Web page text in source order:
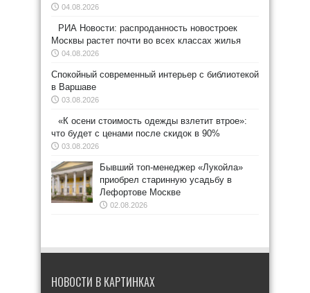
04.08.2026
РИА Новости: распроданность новостроек
Москвы растет почти во всех классах жилья
04.08.2026
Спокойный современный интерьер с библиотекой
в Варшаве
03.08.2026
«К осени стоимость одежды взлетит втрое»:
что будет с ценами после скидок в 90%
03.08.2026
Бывший топ-менеджер «Лукойла»
приобрел старинную усадьбу в
Лефортове Москве
02.08.2026
НОВОСТИ В КАРТИНКАХ